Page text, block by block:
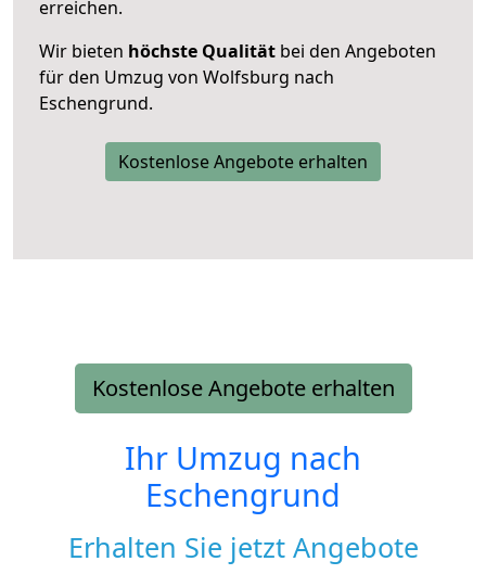
erreichen.
Wir bieten höchste Qualität bei den Angeboten
für den Umzug von Wolfsburg nach
Eschengrund.
Kostenlose Angebote erhalten
Kostenlose Angebote erhalten
Ihr Umzug nach
Eschengrund
Erhalten Sie jetzt Angebote